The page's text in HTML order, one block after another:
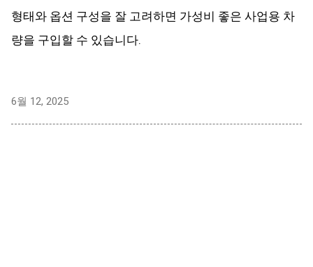
형태와 옵션 구성을 잘 고려하면 가성비 좋은 사업용 차
량을 구입할 수 있습니다.
6월 12, 2025